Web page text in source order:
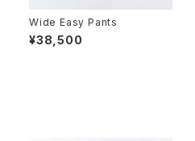
Wide Easy Pants
¥38,500